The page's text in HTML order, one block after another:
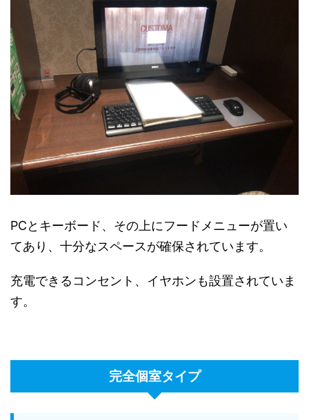
PCとキーボード、その上にフードメニューが置い
てあり、十分なスペースが確保されています。
充電できるコンセント、イヤホンも設置されていま
す。
完全個室タイプ